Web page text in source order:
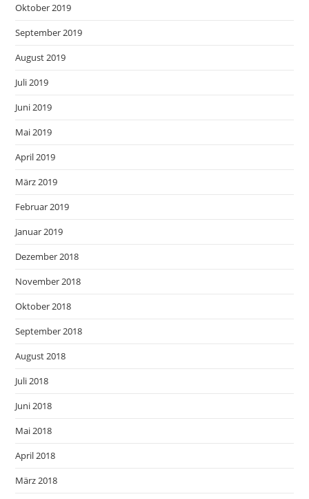
Oktober 2019
September 2019
August 2019
Juli 2019
Juni 2019
Mai 2019
April 2019
März 2019
Februar 2019
Januar 2019
Dezember 2018
November 2018
Oktober 2018
September 2018
August 2018
Juli 2018
Juni 2018
Mai 2018
April 2018
März 2018